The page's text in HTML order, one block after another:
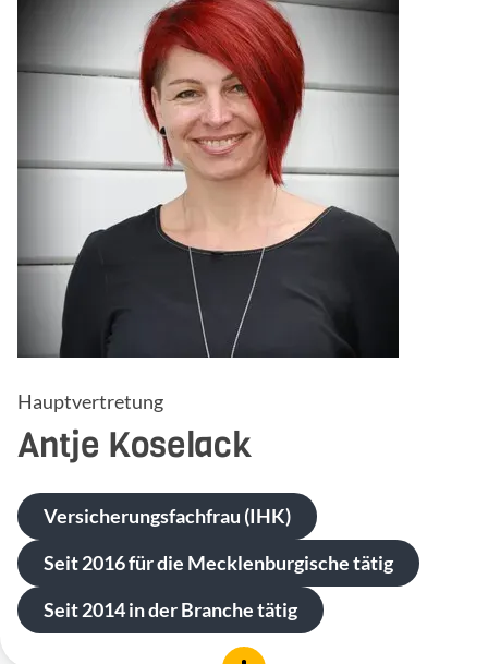
Hauptvertretung
Antje Koselack
Versicherungsfachfrau (IHK)
Seit 2016 für die Mecklenburgische tätig
Seit 2014 in der Branche tätig